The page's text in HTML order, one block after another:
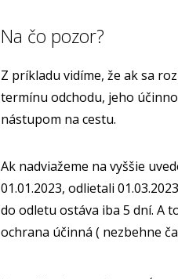
Na čo pozor?
Z príkladu vidíme, že ak sa
termínu odchodu, jeho
nástupom na cestu.
Ak nadviažeme na vyššie
01.01.2023, odlietali
do odletu ostáva iba 5 dní. A
ochrana účinná ( nezbehne